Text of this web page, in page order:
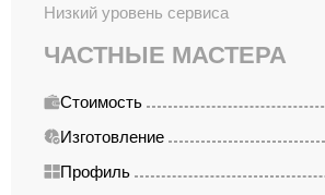
Низкий уровень сервиса
ЧАСТНЫЕ МАСТЕРА
Стоимость
Изготовление
Профиль